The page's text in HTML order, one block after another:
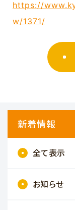
https://
w/1371/
新着情報
全て表示
お知らせ